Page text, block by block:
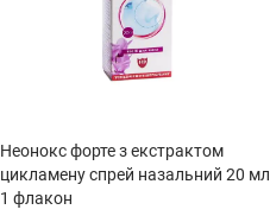
Неонокс форте з екстрактом
цикламену спрей назальний 20 мл
1 флакон